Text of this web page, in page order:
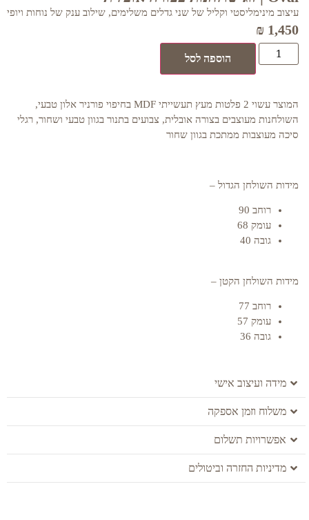
עיצוב מינימליסטי וקליל של שני גדלים משלימים, שילוב ענק של נוחות ויופי
₪ 1,450
הוספה לסל
המוצר עשוי 2 פלטות מעץ תעשייתי MDF בחיפוי פורניר אלון טבעי,
השולחנות מעוצבים בצורה אובלית, צבועים בתנור בגוון טבעי ושחור, רגלי
סיכה מעוצבות ממתכת בגוון שחור
מידות השולחן הגדול –
רוחב 90
עומק 68
גובה 40
מידות השולחן הקטן –
רוחב 77
עומק 57
גובה 36
מידה ועיצוב אישי
משלוח וזמן אספקה
אפשרויות תשלום
מדיניות החזרה וביטולים